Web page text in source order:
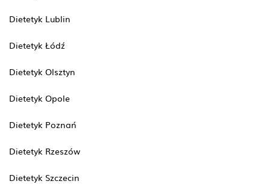
Dietetyk Lublin
Dietetyk Łódź
Dietetyk Olsztyn
Dietetyk Opole
Dietetyk Poznań
Dietetyk Rzeszów
Dietetyk Szczecin